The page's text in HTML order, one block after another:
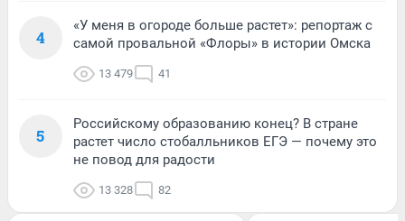
4
«У меня в огороде больше растет»: репортаж с
самой провальной «Флоры» в истории Омска
13 479 41
5
Российскому образованию конец? В стране
растет число стобалльников ЕГЭ — почему это
не повод для радости
13 328 82